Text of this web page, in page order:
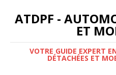
ATDPF -
ET
VOTRE GUIDE EXPERT
DÉTACHÉES ET